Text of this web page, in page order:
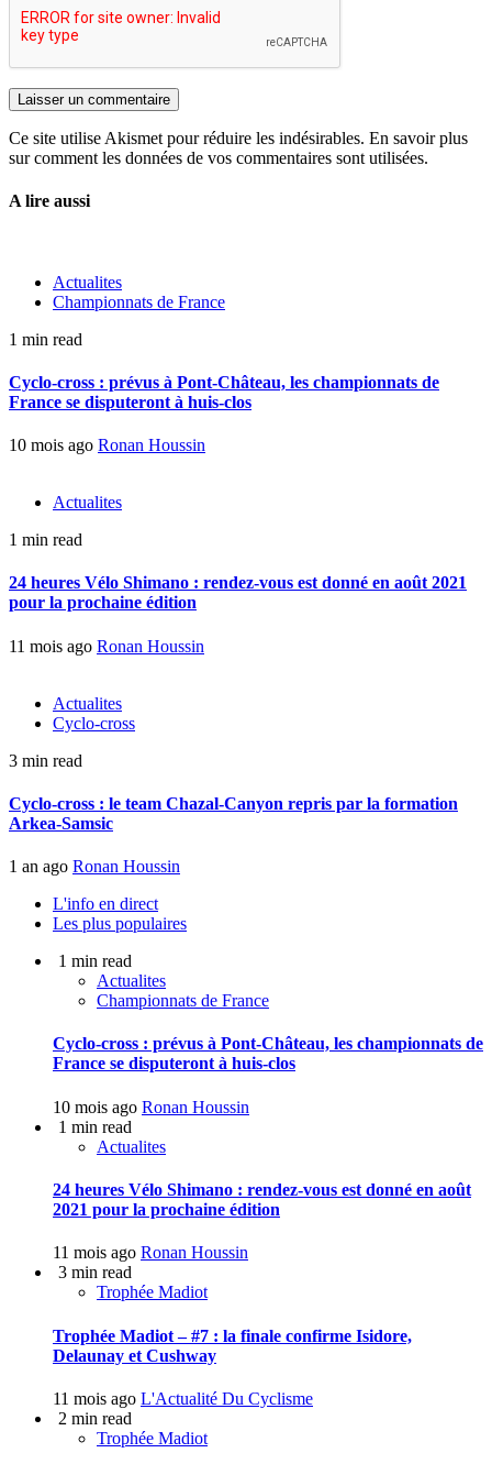
Ce site utilise Akismet pour réduire les indésirables. En savoir plus
sur comment les données de vos commentaires sont utilisées.
A lire aussi
Actualites
Championnats de France
1 min read
Cyclo-cross : prévus à Pont-Château, les championnats de
France se disputeront à huis-clos
10 mois ago Ronan Houssin
Actualites
1 min read
24 heures Vélo Shimano : rendez-vous est donné en août 2021
pour la prochaine édition
11 mois ago Ronan Houssin
Actualites
Cyclo-cross
3 min read
Cyclo-cross : le team Chazal-Canyon repris par la formation
Arkea-Samsic
1 an ago Ronan Houssin
L'info en direct
Les plus populaires
1 min read
Actualites
Championnats de France
Cyclo-cross : prévus à Pont-Château, les championnats de
France se disputeront à huis-clos
10 mois ago Ronan Houssin
1 min read
Actualites
24 heures Vélo Shimano : rendez-vous est donné en août
2021 pour la prochaine édition
11 mois ago Ronan Houssin
3 min read
Trophée Madiot
Trophée Madiot – #7 : la finale confirme Isidore,
Delaunay et Cushway
11 mois ago L'Actualité Du Cyclisme
2 min read
Trophée Madiot